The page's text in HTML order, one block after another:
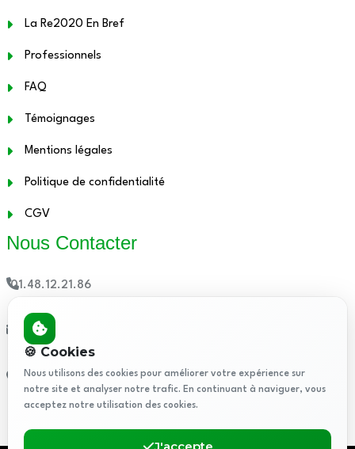
La Re2020 En Bref
Professionnels
FAQ
Témoignages
Mentions légales
Politique de confidentialité
CGV
Nous Contacter
01.48.12.21.86
contact@attestationthermique.fr
5 Rue de Rome, 93110 Rosny-sous-Bois, France
🍪 Cookies
Nous utilisons des cookies pour améliorer votre expérience sur
notre site et analyser notre trafic. En continuant à naviguer, vous
acceptez notre utilisation des cookies.